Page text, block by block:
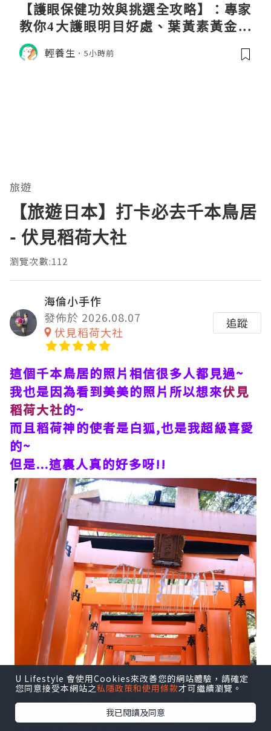
【護眼保健功效與挑選全攻略】：專家
教你4大護眼明目好處、葉黃素黃金比
例與挑選秘訣
輕養生 5小時前
旅遊
【旅遊日本】打卡必去千本鳥居
- 伏見稻荷大社
瀏覽次數:112
海倫小手作
發佈於 2026.08.07
伏見稻荷大社
追蹤
這個千本鳥居的照片相信很多人都見過~
我也是因為看到美美的照片所以想來伏見
稻荷大社的~
而且稻荷神的使者是白狐,也是我超級喜愛
的~
但是...這裏人真的好多呀!!
U Lifestyle 會使用Cookies來改善您的網站體驗，請確定
您同意接受本網站之私隱政策和使用條款才可繼續瀏覽。
我已閱讀及同意